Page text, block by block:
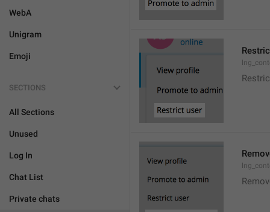
WebA
Unigram
Emoji
SECTIONS
All Sections
Unused
Log In
Chat List
Private chats